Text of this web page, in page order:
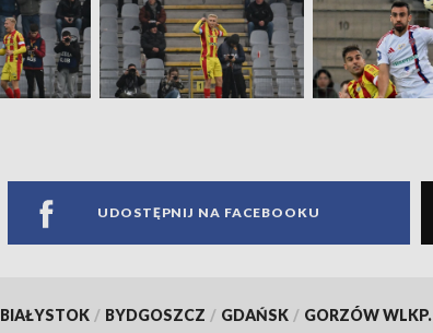
UDOSTĘPNIJ NA FACEBOOKU
BIAŁYSTOK / BYDGOSZCZ / GDAŃSK / GORZÓW WLKP.